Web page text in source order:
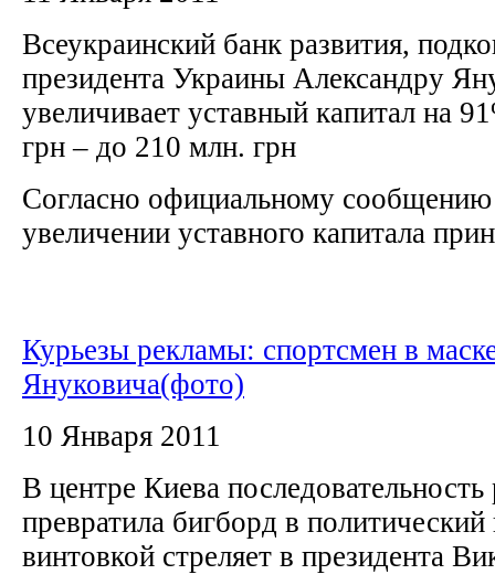
Всеукраинский банк развития,
президента Украины Александру
увеличивает уставный капитал на
грн – до 210 млн. грн
Согласно официальному
увеличении уставного капитала
Курьезы рекламы: cпортсмен в
Януковича(фото)
10 Января 2011
В центре Киева
превратила бигборд в политический
винтовкой стреляет в президента